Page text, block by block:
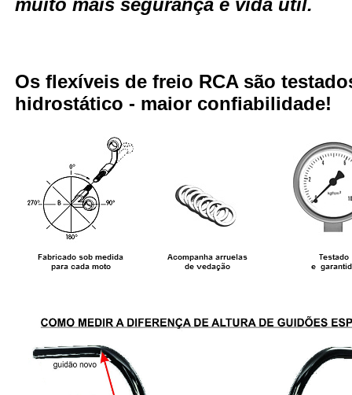
muito mais segurança e vida útil.
Os flexíveis de freio RCA são
hidrostático - maior confiabilidade!